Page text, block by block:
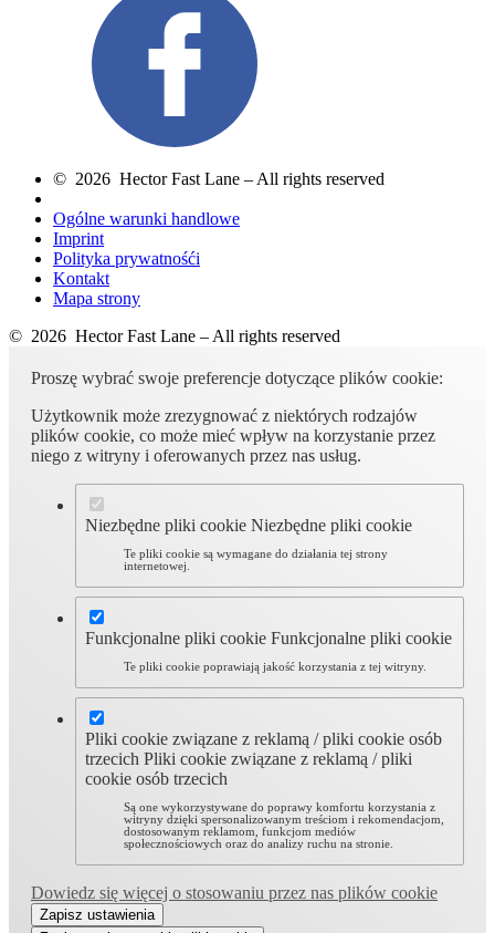
© 2026 Hector Fast Lane – All rights reserved
Ogólne warunki handlowe
Imprint
Polityka prywatnośći
Kontakt
Mapa strony
© 2026 Hector Fast Lane – All rights reserved
Proszę wybrać swoje preferencje dotyczące plików cookie:
Użytkownik może zrezygnować z niektórych rodzajów
plików cookie, co może mieć wpływ na korzystanie przez
niego z witryny i oferowanych przez nas usług.
Niezbędne pliki cookie Niezbędne pliki cookie
Te pliki cookie są wymagane do działania tej strony
internetowej.
Funkcjonalne pliki cookie Funkcjonalne pliki cookie
Te pliki cookie poprawiają jakość korzystania z tej witryny.
Pliki cookie związane z reklamą / pliki cookie osób
trzecich Pliki cookie związane z reklamą / pliki
cookie osób trzecich
Są one wykorzystywane do poprawy komfortu korzystania z
witryny dzięki spersonalizowanym treściom i rekomendacjom,
dostosowanym reklamom, funkcjom mediów
społecznościowych oraz do analizy ruchu na stronie.
Dowiedz się więcej o stosowaniu przez nas plików cookie